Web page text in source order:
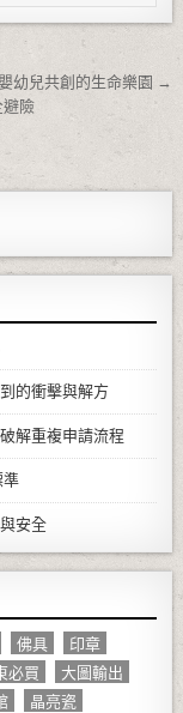
幼兒共創的生命樂園 →
避險
的衝擊與解方
解重複申請流程
準
安全
佛具
印章
必買
大圖輸出
晶亮瓷